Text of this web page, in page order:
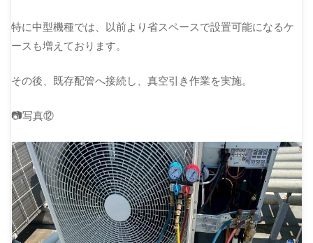
特に中型機種では、以前より省スペースで設置可能になるケ
ースも増えております。
その後、既存配管へ接続し、真空引き作業を実施。
📷写真⑫